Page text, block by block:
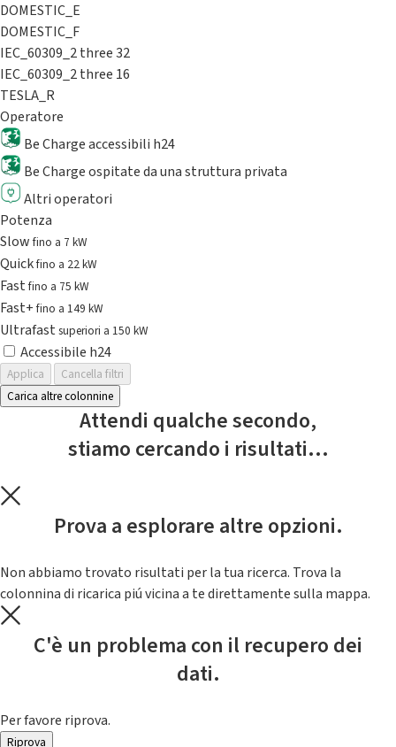
DOMESTIC_E
DOMESTIC_F
IEC_60309_2 three 32
IEC_60309_2 three 16
TESLA_R
Operatore
Be Charge accessibili h24
Be Charge ospitate da una struttura privata
Altri operatori
Potenza
Slowfino a 7 kW
Quickfino a 22 kW
Fastfino a 75 kW
Fast+fino a 149 kW
Ultrafast superiori a 150 kW
Accessibile h24
Applica
Cancella filtri
Carica altre colonnine
Attendi qualche secondo,
stiamo cercando i risultati...
Prova a esplorare altre opzioni.
Non abbiamo trovato risultati per la tua ricerca. Trova la
colonnina di ricarica piú vicina a te direttamente sulla mappa.
C'è un problema con il recupero dei
dati.
Per favore riprova.
Riprova